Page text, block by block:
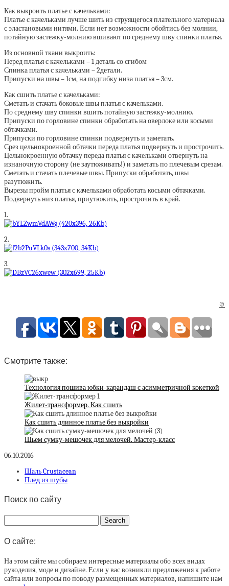
Как выкроить платье с качельками:
Платье с качельками лучше шить из струящегося плательного материала
с эластановыми нитями. Если нет возможности обойтись без молнии,
потайную застежку-молнию вшивают по среднему шву спинки платья.
Из основной ткани выкроить:
Перед платья с качельками – 1 деталь со сгибом
Спинка платья с качельками – 2детали.
Припуски на швы – 1см, на подгибку низа платья – 3см.
Как сшить платье с качельками:
Сметать и стачать боковые швы платья с качельками.
По среднему шву спинки вшить потайную застежку-молнию.
Припуски по горловине спинки обработать на оверлоке или косыми
обтачками.
Припуски по горловине спинки подвернуть и заметать.
Срез цельнокроенной обтачки переда платья подвернуть и прострочить.
Цельнокроенную обтачку переда платья с качельками отвернуть на
изнаночную сторону (не заутюживать!) и заметать по плечевым срезам.
Сметать и стачать плечевые швы. Припуски обработать, швы
разутюжить.
Вырезы пройм платья с качельками обработать косыми обтачками.
Подвернуть низ платья, приутюжить, прострочить в край.
1.
2.
3.
©
Смотрите также:
Технология пошива юбки-карандаш с асимметричной кокеткой
Жилет-трансформер. Как сшить
Как сшить длинное платье без выкройки
Шьем сумку-мешочек для мелочей. Мастер-класс
06.10.2016
Шаль Crustacean
Плед из шубы
Поиск по сайту
О сайте:
На этом сайте мы собираем интересные материалы обо всех видах
рукоделия, моде и дизайне. Если у вас возникли предложения к работе
сайта или вопросы по поводу размещенных материалов, напишите нам